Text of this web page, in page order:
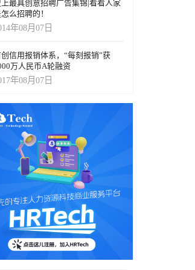
上最具创意招聘广告集锦|看看人家
么招聘的！
年08月07日
信用报销体系，“每刻报销”获
万人民币A轮融资
年08月07日